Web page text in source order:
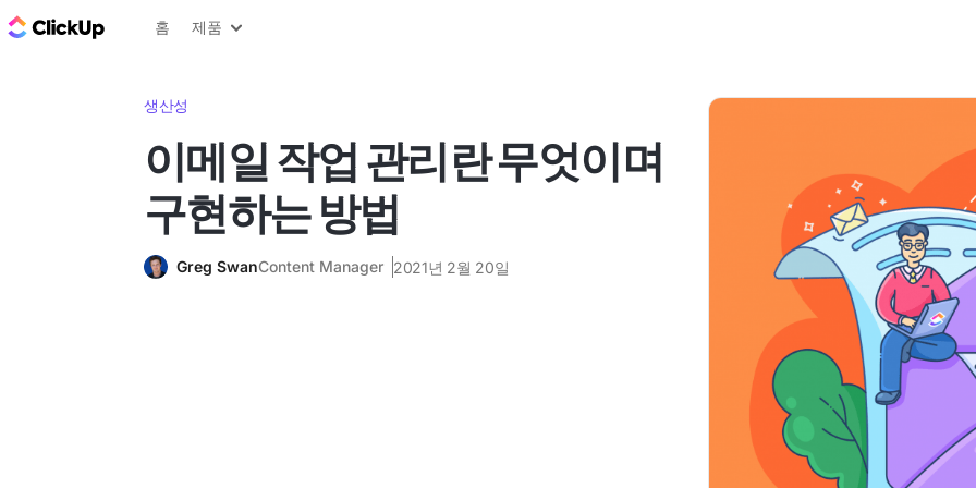
ClickUp 블로그
홈 제품
생산성
이메일 작업 관리란 무엇이며
구현하는 방법
Greg SwanContent Manager 2021년 2월 20일